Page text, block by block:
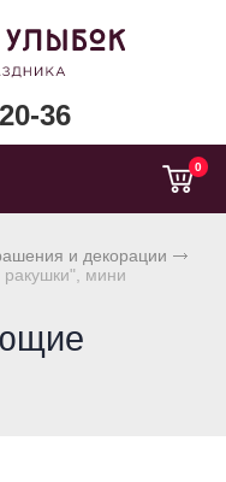
36
0
и декорации
мини